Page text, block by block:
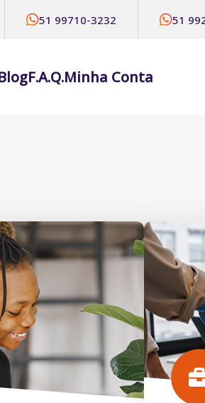
51 99710-3232 51
F.A.Q.Minha Conta